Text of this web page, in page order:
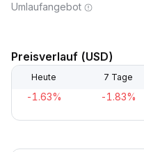
Umlaufangebot
Preisverlauf (USD)
Heute 7 Tage
-1.63% -1.83%